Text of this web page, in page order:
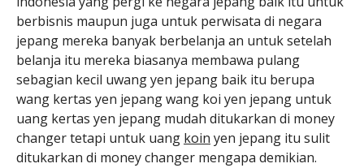
berbisnis maupun juga untuk perwisata di negara
jepang mereka banyak berbelanja an untuk setelah
belanja itu mereka biasanya membawa pulang
sebagian kecil uwang yen jepang baik itu berupa
wang kertas yen jepang wang koi yen jepang untuk
uang kertas yen jepang mudah ditukarkan di money
changer tetapi untuk uang koin yen jepang itu sulit
ditukarkan di money changer mengapa demikian.